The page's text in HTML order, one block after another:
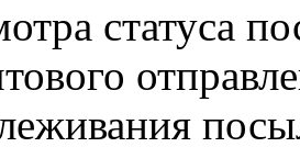
статуса